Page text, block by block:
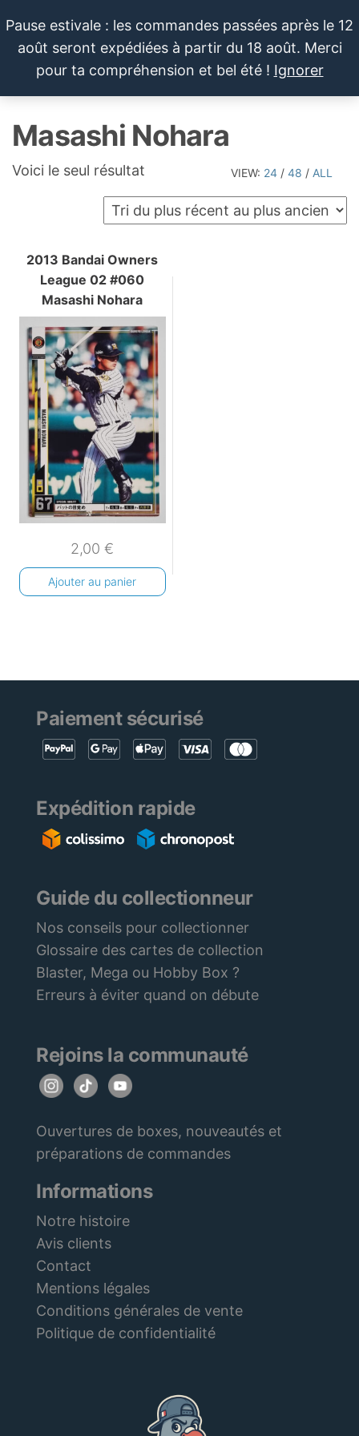
au
contenu
Pause estivale : les commandes passées après le 12
août seront expédiées à partir du 18 août. Merci
pour ta compréhension et bel été ! Ignorer
LE SPORTIF
DU
Cartes
et
produits
autour
du
sport et
pop
culture
Masashi Nohara
VIEW: 24 / 48 / ALL
Voici le seul résultat
2013 Bandai Owners
League 02 #060
Masashi Nohara
2,00€
Ajouter au panier
Paiement sécurisé
Expédition rapide
Guide du collectionneur
Nos conseils pour collectionner
Glossaire des cartes de collection
Blaster, Mega ou Hobby Box ?
Erreurs à éviter quand on débute
Rejoins la communauté
Ouvertures de boxes, nouveautés et
préparations de commandes
Informations
Notre histoire
Avis clients
Contact
Mentions légales
Conditions générales de vente
Politique de confidentialité